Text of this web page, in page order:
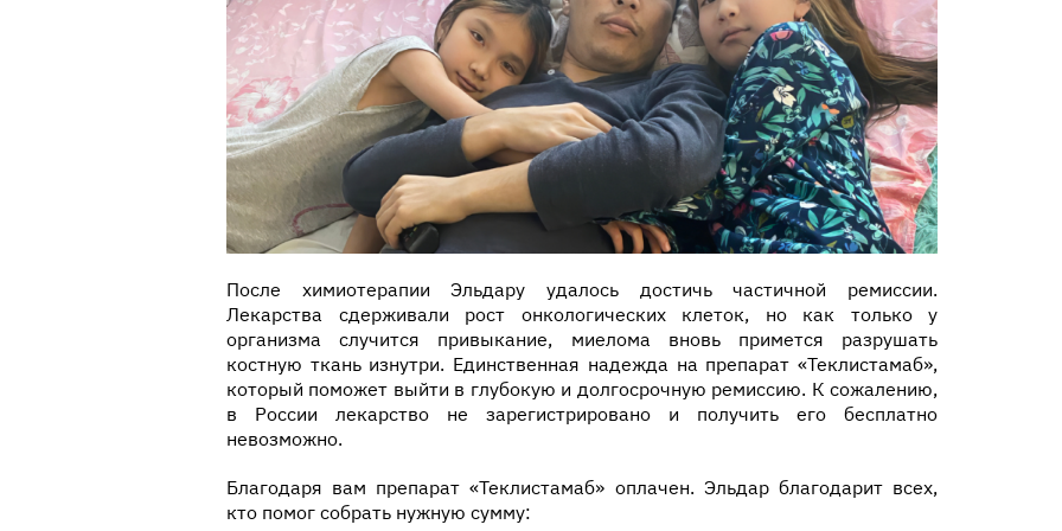
После химиотерапии Эльдару удалось достичь частичной ремиссии.
Лекарства сдерживали рост онкологических клеток, но как только у
организма случится привыкание, миелома вновь примется разрушать
костную ткань изнутри. Единственная надежда на препарат «Теклистамаб»,
который поможет выйти в глубокую и долгосрочную ремиссию. К сожалению,
в России лекарство не зарегистрировано и получить его бесплатно
невозможно.
Благодаря вам препарат «Теклистамаб» оплачен. Эльдар благодарит всех,
кто помог собрать нужную сумму: